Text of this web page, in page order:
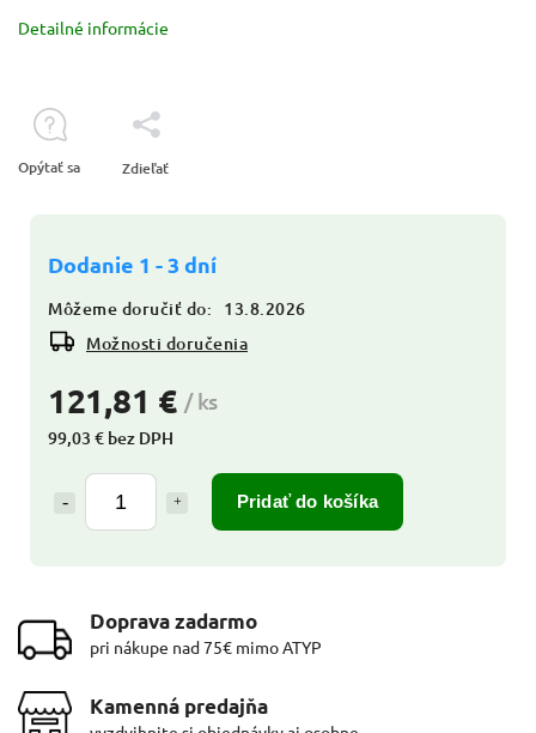
121,81 €/ ks
99,03 € bez DPH
Pridať do košíka
Dodanie 1 - 3 dní
Môžeme doručiť do:
13.8.2026
Možnosti doručenia
Detailné informácie
Opýtať sa Zdieľať
Doprava zadarmo
pri nákupe nad 75€ mimo ATYP
Kamenná predajňa